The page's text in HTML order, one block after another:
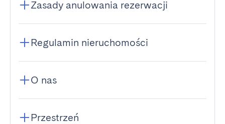
Zasady anulowania rezerwacji
Regulamin nieruchomości
O nas
Przestrzeń